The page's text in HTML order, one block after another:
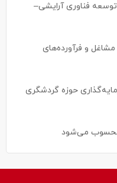
فناوری آرایشی–
و فرآورده‌های
حوزه گردشگری
محسوب می‌شود